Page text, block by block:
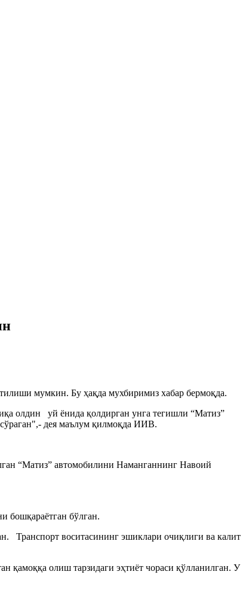
мумкин. Бу ҳақда мухбиримиз хабар бермоқда.
олдин уй ёнида қолдирган унга тегишли “Матиз”
дея маълум қилмоқда ИИВ.
“Матиз” автомобилини Наманганнинг Навоий
бошқараётган бўлган.
Транспорт воситасининг эшиклари очиқлиги ва калит
қамоққа олиш тарзидаги эҳтиёт чораси қўлланилган. У